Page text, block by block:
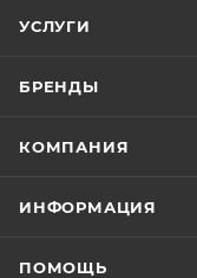
УСЛУГИ
БРЕНДЫ
КОМПАНИЯ
ИНФОРМАЦИЯ
ПОМОЩЬ